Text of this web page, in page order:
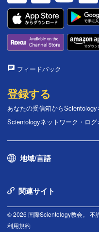
フィードバック
登録する
あなたの受信箱から
Scientologyネットワーク・ロ
地域/言語
関連サイト
© 2026 国際Scientology教会。 不
利用規約